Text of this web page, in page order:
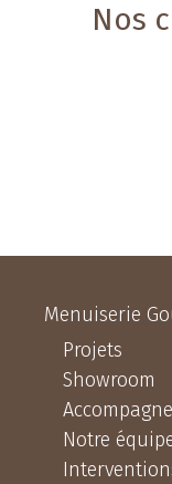
Nos
Menuiserie
Projets
Showroom
Notre